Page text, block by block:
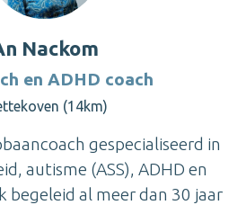
Nackom
en ADHD coach
(14km)
gespecialiseerd in
autisme (ASS), ADHD en
begeleid al meer dan 30 jaar